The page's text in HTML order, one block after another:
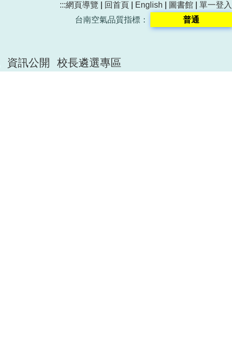
:::網頁導覽 回首頁 English 圖書館
單一登入
台南空氣品質指標：
普通
資訊公開 校長遴選專區